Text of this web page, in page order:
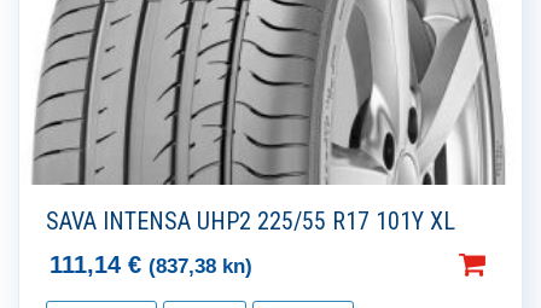
SAVA INTENSA UHP2 225/55 R17 101Y XL
111,14 € (837,38 kn)